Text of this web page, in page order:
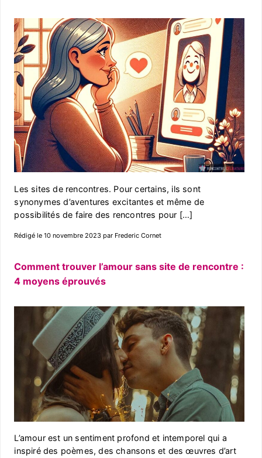
Les sites de rencontres. Pour certains, ils sont
synonymes d’aventures excitantes et même de
possibilités de faire des rencontres pour […]
Rédigé le 10 novembre 2023 par Frederic Cornet
Comment trouver l’amour sans site de rencontre :
4 moyens éprouvés
L’amour est un sentiment profond et intemporel qui a
inspiré des poèmes, des chansons et des œuvres d’art